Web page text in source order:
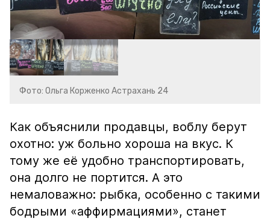
Фото: Ольга Корженко Астрахань 24
Как объяснили продавцы, воблу берут
охотно: уж больно хороша на вкус. К
тому же её удобно транспортировать,
она долго не портится. А это
немаловажно: рыбка, особенно с такими
бодрыми «аффирмациями», станет